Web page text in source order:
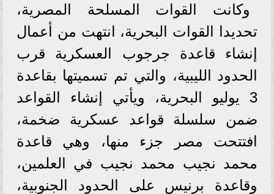
وكانت القوات المسلحة المصرية،
تحديدا القوات البحرية، انتهت من أعمال
إنشاء قاعدة جرجوب العسكرية قرب
الحدود الليبية، والتي تم تسميتها بقاعدة
3 يوليو البحرية، ويأتي إنشاء القواعد
ضمن سلسلة قواعد عسكرية ضخمة،
افتتحت مصر جزء منها، وهي قاعدة
محمد نجيب محمد نجيب في العلمين،
وقاعدة برنيس على الحدود الجنوبية،